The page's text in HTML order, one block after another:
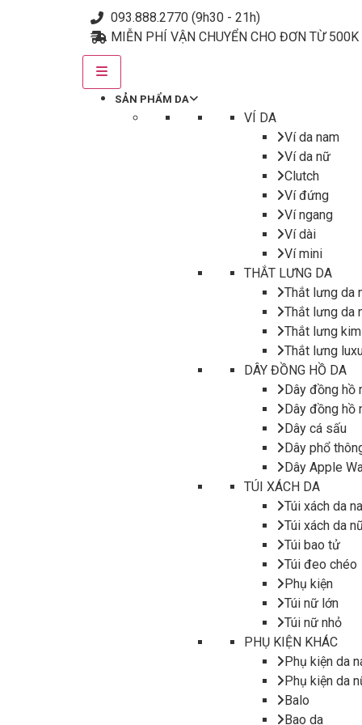
093.888.2770 (9h30 - 21h)
MIỄN PHÍ VẬN CHUYỂN CHO ĐƠN TỪ 500K
SẢN PHẨM DA
VÍ DA
Ví da nam
Ví da nữ
Clutch
Ví đứng
Ví ngang
Ví dài
Ví mini
THẮT LƯNG DA
Thắt lưng da
Thắt lưng da
Thắt lưng kim
Thắt lưng
DÂY ĐỒNG HỒ DA
Dây đồng hồ
Dây đồng hồ
Dây cá sấu
Dây phổ
Dây Apple
TÚI XÁCH DA
Túi xách da
Túi xách da
Túi bao tử
Túi đeo chéo
Phụ kiện
Túi nữ lớn
Túi nữ nhỏ
PHỤ KIỆN KHÁC
Phụ kiện da
Phụ kiện da
Balo
Bao da